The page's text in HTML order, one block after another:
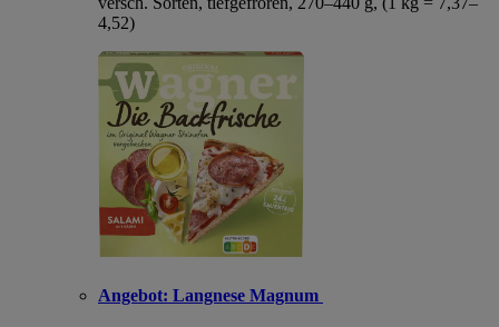
4,52)
Angebot: Langnese Magnum